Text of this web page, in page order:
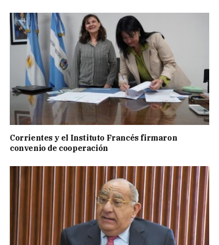
Corrientes y el Instituto Francés firmaron
convenio de cooperación